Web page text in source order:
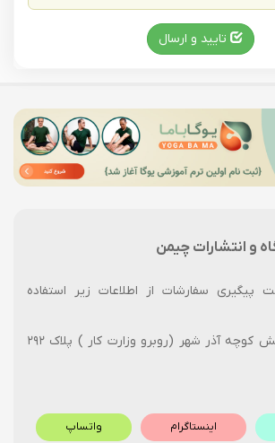
و انتشارات چیمن
پیگیری سفارشات از اطلاعات زیر استفاده
خ آزادی نبش کوچه آذر شهر (روبرو وزارت کار ) پلاک ۲۹۲
اینستاگرام واتساپ